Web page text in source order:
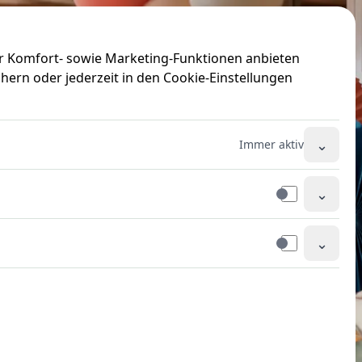
sowie Marketing-Funktionen anbieten
oder jederzeit in den Cookie-Einstellungen
Immer aktiv ⌄
⌄
⌄